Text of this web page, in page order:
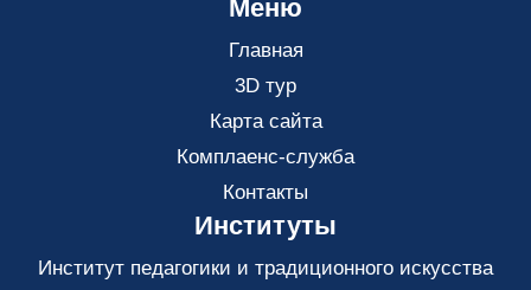
Меню
Главная
3D тур
Карта сайта
Комплаенс-служба
Контакты
Институты
Институт педагогики и традиционного искусства